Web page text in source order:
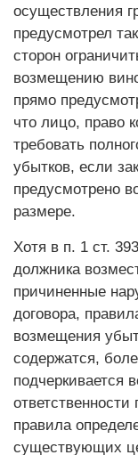
осуществления
предусмотрел
сторон
возмещению
прямо
что лицо, право
требовать
убытков, если
предусмотрено
размере.
Хотя в п. 1 ст.
должника
причиненные
договора,
возмещения
содержатся,
подчеркивается
правила
существующих